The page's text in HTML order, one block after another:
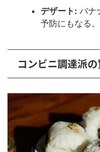
デザート: バナ
予防にもなる。
コンビニ調達派